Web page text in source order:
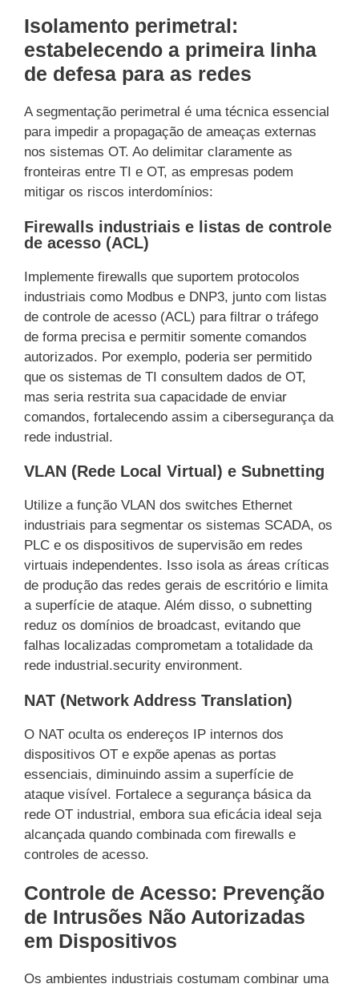
Isolamento perimetral:
estabelecendo a primeira linha
de defesa para as redes
A segmentação perimetral é uma técnica essencial
para impedir a propagação de ameaças externas
nos sistemas OT. Ao delimitar claramente as
fronteiras entre TI e OT, as empresas podem
mitigar os riscos interdomínios:
Firewalls industriais e listas de controle
de acesso (ACL)
Implemente firewalls que suportem protocolos
industriais como Modbus e DNP3, junto com listas
de controle de acesso (ACL) para filtrar o tráfego
de forma precisa e permitir somente comandos
autorizados. Por exemplo, poderia ser permitido
que os sistemas de TI consultem dados de OT,
mas seria restrita sua capacidade de enviar
comandos, fortalecendo assim a cibersegurança da
rede industrial.
VLAN (Rede Local Virtual) e Subnetting
Utilize a função VLAN dos switches Ethernet
industriais para segmentar os sistemas SCADA, os
PLC e os dispositivos de supervisão em redes
virtuais independentes. Isso isola as áreas críticas
de produção das redes gerais de escritório e limita
a superfície de ataque. Além disso, o subnetting
reduz os domínios de broadcast, evitando que
falhas localizadas comprometam a totalidade da
rede industrial.security environment.
NAT (Network Address Translation)
O NAT oculta os endereços IP internos dos
dispositivos OT e expõe apenas as portas
essenciais, diminuindo assim a superfície de
ataque visível. Fortalece a segurança básica da
rede OT industrial, embora sua eficácia ideal seja
alcançada quando combinada com firewalls e
controles de acesso.
Controle de Acesso: Prevenção
de Intrusões Não Autorizadas
em Dispositivos
Os ambientes industriais costumam combinar uma